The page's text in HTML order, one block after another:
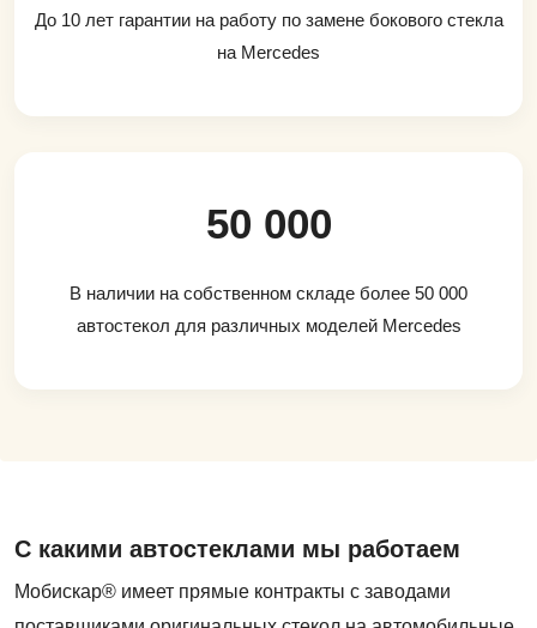
До 10 лет гарантии на работу по замене бокового стекла
на Mercedes
50 000
В наличии на собственном складе более 50 000
автостекол для различных моделей Mercedes
С какими автостеклами мы работаем
Мобискар® имеет прямые контракты с заводами